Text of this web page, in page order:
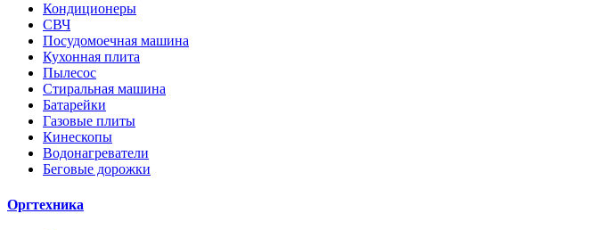
Кондиционеры
СВЧ
Посудомоечная машина
Кухонная плита
Пылесос
Стиральная машина
Батарейки
Газовые плиты
Кинескопы
Водонагреватели
Беговые дорожки
Оргтехника